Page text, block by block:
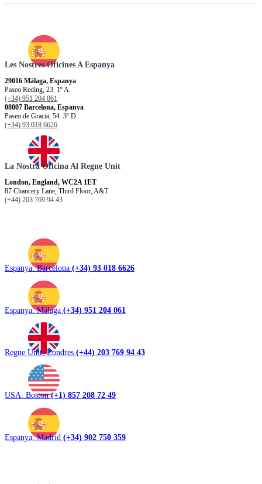
Les Nostres Oficines A Espanya
29016 Màlaga, Espanya
Paseo Reding, 23. 1º A.
(+34) 951 204 061
08007 Barcelona, Espanya
Paseo de Gracia, 54. 3º D.
(+34) 93 018 6626
La Nostra Oficina Al Regne Unit
London, England, WC2A 1ET
87 Chancery Lane, Third Floor, A&T
(+44) 203 769 94 43
Espanya. Barcelona (+34) 93 018 6626
Espanya. Màlaga (+34) 951 204 061
Regne Unit. Londres (+44) 203 769 94 43
USA. Boston(+1) 857 208 72 49
Espanya, Madrid (+34) 902 750 359